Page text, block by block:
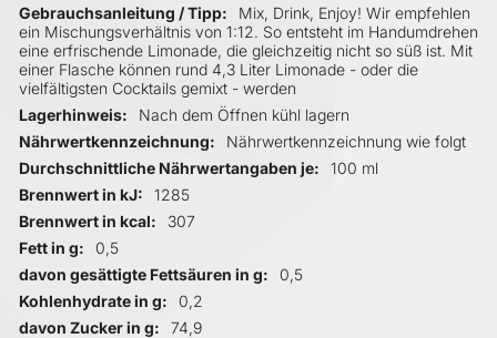
Gebrauchsanleitung / Tipp
Mix, Drink, Enjoy! Wir empfehlen
ein Mischungsverhältnis von 1:12. So entsteht im Handumdrehen
eine erfrischende Limonade, die gleichzeitig nicht so süß ist. Mit
einer Flasche können rund 4,3 Liter Limonade - oder die
vielfältigsten Cocktails gemixt - werden
Lagerhinweis
Nach dem Öffnen kühl lagern
Nährwertkennzeichnung
Nährwertkennzeichnung wie folgt
Durchschnittliche Nährwertangaben je
100 ml
Brennwert in kJ
1285
Brennwert in kcal
307
Fett in g
0,5
davon gesättigte Fettsäuren in g
0,5
Kohlenhydrate in g
0,2
davon Zucker in g
74,9